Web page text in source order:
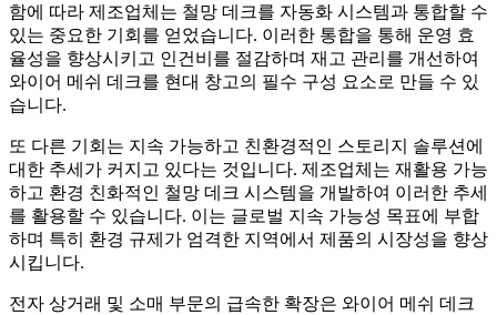
함에 따라 제조업체는 철망 데크를 자동화 시스템과 통합할 수
있는 중요한 기회를 얻었습니다. 이러한 통합을 통해 운영 효
율성을 향상시키고 인건비를 절감하며 재고 관리를 개선하여
와이어 메쉬 데크를 현대 창고의 필수 구성 요소로 만들 수 있
습니다.
또 다른 기회는 지속 가능하고 친환경적인 스토리지 솔루션에
대한 추세가 커지고 있다는 것입니다. 제조업체는 재활용 가능
하고 환경 친화적인 철망 데크 시스템을 개발하여 이러한 추세
를 활용할 수 있습니다. 이는 글로벌 지속 가능성 목표에 부합
하며 특히 환경 규제가 엄격한 지역에서 제품의 시장성을 향상
시킵니다.
전자 상거래 및 소매 부문의 급속한 확장은 와이어 메쉬 데크